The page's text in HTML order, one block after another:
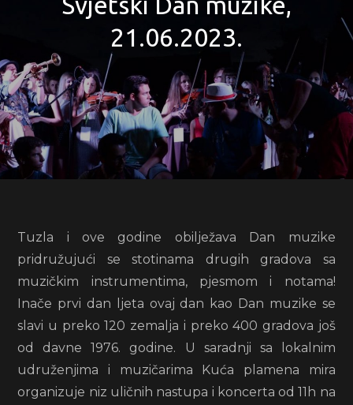
21.06.2023.
Tuzla i ove godine obilježava Dan muzike
pridružujući se stotinama drugih gradova sa
muzičkim instrumentima, pjesmom i notama!
Inače prvi dan ljeta ovaj dan kao Dan muzike se
slavi u preko 120 zemalja i preko 400 gradova još
od davne 1976. godine. U saradnji sa lokalnim
udruženjima i muzičarima Kuća plamena mira
organizuje niz uličnih nastupa i koncerta od 11h na